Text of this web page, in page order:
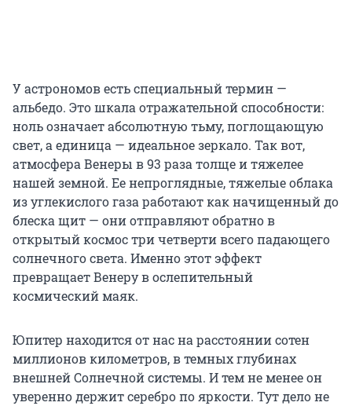
У астрономов есть специальный термин —
альбедо. Это шкала отражательной способности:
ноль означает абсолютную тьму, поглощающую
свет, а единица — идеальное зеркало. Так вот,
атмосфера Венеры в 93 раза толще и тяжелее
нашей земной. Ее непроглядные, тяжелые облака
из углекислого газа работают как начищенный до
блеска щит — они отправляют обратно в
открытый космос три четверти всего падающего
солнечного света. Именно этот эффект
превращает Венеру в ослепительный
космический маяк.
Юпитер находится от нас на расстоянии сотен
миллионов километров, в темных глубинах
внешней Солнечной системы. И тем не менее он
уверенно держит серебро по яркости. Тут дело не